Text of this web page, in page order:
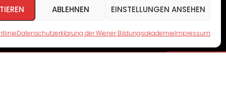
ABLEHNEN EINSTELLUNGEN ANSEHEN
Datenschutzerklärung der Wiener BildungsakademieImpressum